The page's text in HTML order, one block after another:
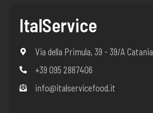
ItalService
Via della Primula, 39 - 39/A Catania
+39 095 2887406
info@italservicefood.it